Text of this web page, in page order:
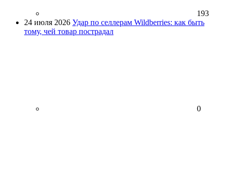
193
24 июля 2026 Удар по селлерам Wildberries: как быть
тому, чей товар пострадал
0